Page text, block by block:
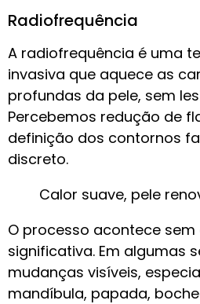
Radiofrequência
A radiofrequência é uma
invasiva que aquece as
profundas da pele, sem
Percebemos redução de
definição dos contornos
discreto.
Calor suave, pele
O processo acontece
significativa. Em algumas
mudanças visíveis,
mandíbula, papada,